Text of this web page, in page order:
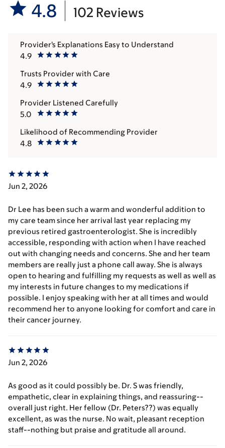
4.8 102 Reviews
4.9
Provider's Explanations Easy to Understand
4.9
Trusts Provider with Care
5.0
Provider Listened Carefully
4.8
Likelihood of Recommending Provider
Jun 2, 2026
Dr Lee has been such a warm and wonderful addition to
my care team since her arrival last year replacing my
previous retired gastroenterologist. She is incredibly
accessible, responding with action when I have reached
out with changing needs and concerns. She and her team
members are really just a phone call away. She is always
open to hearing and fulfilling my requests as well as well as
my interests in future changes to my medications if
possible. I enjoy speaking with her at all times and would
recommend her to anyone looking for comfort and care in
their cancer journey.
Jun 2, 2026
As good as it could possibly be. Dr. S was friendly,
empathetic, clear in explaining things, and reassuring--
overall just right. Her fellow (Dr. Peters??) was equally
excellent, as was the nurse. No wait, pleasant reception
staff--nothing but praise and gratitude all around.